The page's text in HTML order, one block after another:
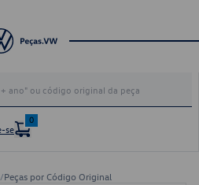
se
0
/Peças por Código Original